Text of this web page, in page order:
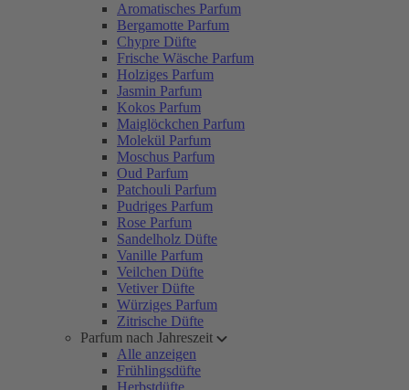
Aromatisches Parfum
Bergamotte Parfum
Chypre Düfte
Frische Wäsche Parfum
Holziges Parfum
Jasmin Parfum
Kokos Parfum
Maiglöckchen Parfum
Molekül Parfum
Moschus Parfum
Oud Parfum
Patchouli Parfum
Pudriges Parfum
Rose Parfum
Sandelholz Düfte
Vanille Parfum
Veilchen Düfte
Vetiver Düfte
Würziges Parfum
Zitrische Düfte
Parfum nach Jahreszeit
Alle anzeigen
Frühlingsdüfte
Herbstdüfte